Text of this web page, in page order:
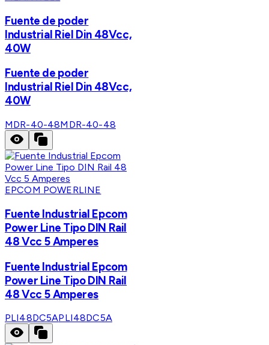
Fuente de poder
Industrial Riel Din 48Vcc,
40W
Fuente de poder
Industrial Riel Din 48Vcc,
40W
MDR-40-48MDR-40-48
EPCOM POWERLINE
Fuente Industrial Epcom
Power Line Tipo DIN Rail
48 Vcc 5 Amperes
Fuente Industrial Epcom
Power Line Tipo DIN Rail
48 Vcc 5 Amperes
PLI48DC5APLI48DC5A